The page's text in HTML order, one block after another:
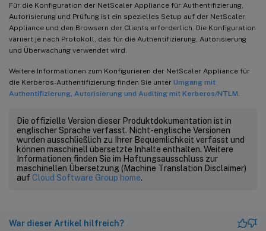
Für die Konfiguration der NetScaler Appliance für Authentifizierung,
Autorisierung und Prüfung ist ein spezielles Setup auf der NetScaler
Appliance und den Browsern der Clients erforderlich. Die Konfiguration
variiert je nach Protokoll, das für die Authentifizierung, Autorisierung
und Überwachung verwendet wird.
Weitere Informationen zum Konfigurieren der NetScaler Appliance für
die Kerberos-Authentifizierung finden Sie unter Umgang mit
Authentifizierung, Autorisierung und Auditing mit Kerberos/NTLM
Die offizielle Version dieser Produktdokumentation ist in
englischer Sprache verfasst. Nicht-englische Versionen
wurden ausschließlich zu Ihrer Bequemlichkeit verfasst und
können maschinell übersetzte Inhalte enthalten. Weitere
Informationen finden Sie im Haftungsausschluss zur
maschinellen Übersetzung (Machine Translation Disclaimer)
auf Cloud Software Group home.
War dieser Artikel hilfreich?